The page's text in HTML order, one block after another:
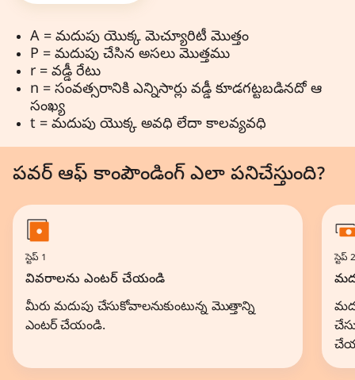
A = మదుపు యొక్క మెచ్యూరిటీ మొత్తం
P = మదుపు చేసిన అసలు మొత్తము
r = వడ్డీ రేటు
n = సంవత్సరానికి ఎన్నిసార్లు వడ్డీ కూడగట్టబడినదో ఆ
సంఖ్య
t = మదుపు యొక్క అవధి లేదా కాలవ్యవధి
పవర్ ఆఫ్ కాంపౌండింగ్ ఎలా పనిచేస్తుంది?
స్టెప్ 1
వివరాలను ఎంటర్ చేయండి
మీరు మదుపు చేసుకోవాలనుకుంటున్న మొత్తాన్ని
ఎంటర్ చేయండి.
స్టెప్ 2